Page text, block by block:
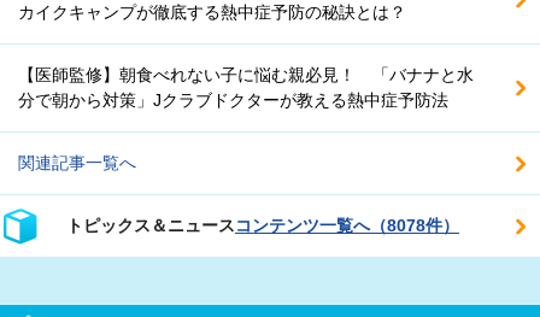
カイクキャンプが徹底する熱中症予防の秘訣とは？
【医師監修】朝食べれない子に悩む親必見！ 「バナナと水
分で朝から対策」Jクラブドクターが教える熱中症予防法
関連記事一覧へ
トピックス＆ニュースコンテンツ一覧へ（8078件）